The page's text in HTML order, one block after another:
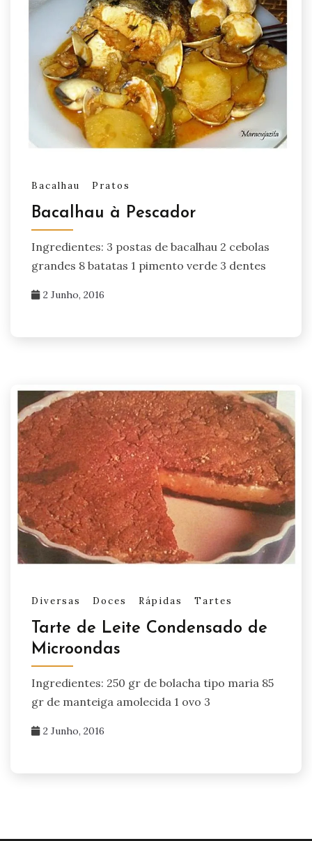
Bacalhau Pratos
Bacalhau à Pescador
Ingredientes: 3 postas de bacalhau 2 cebolas
grandes 8 batatas 1 pimento verde 3 dentes
2 Junho, 2016
Diversas Doces Rápidas Tartes
Tarte de Leite Condensado de
Microondas
Ingredientes: 250 gr de bolacha tipo maria 85
gr de manteiga amolecida 1 ovo 3
2 Junho, 2016